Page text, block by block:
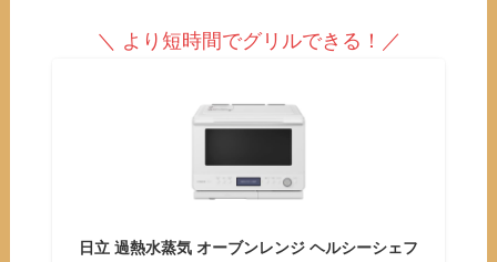
＼ より短時間でグリルできる！／
日立 過熱水蒸気 オーブンレンジ ヘルシーシェフ